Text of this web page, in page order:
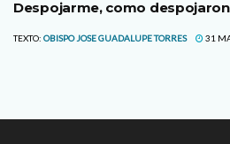
Despojarme, como despojaron
TEXTO: OBISPO JOSE GUADALUPE TORRES 31